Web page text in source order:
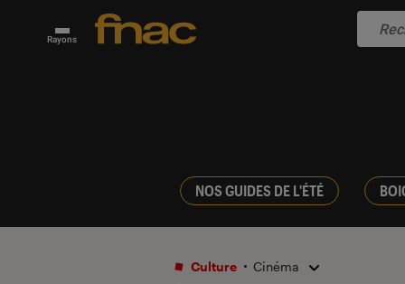
Rayons
NOS GUIDES DE L'ÉTÉ
Culture Cinéma